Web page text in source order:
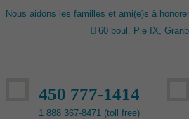
Nous aidons les familles et ami(e)s à
60 boul. Pie IX,
450 777-1414
1 888 367-8471 (toll free)